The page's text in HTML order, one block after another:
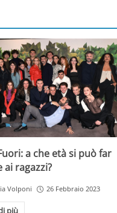
a che età si può far
ai ragazzi?
Volponi 26 Febbraio 2023
più